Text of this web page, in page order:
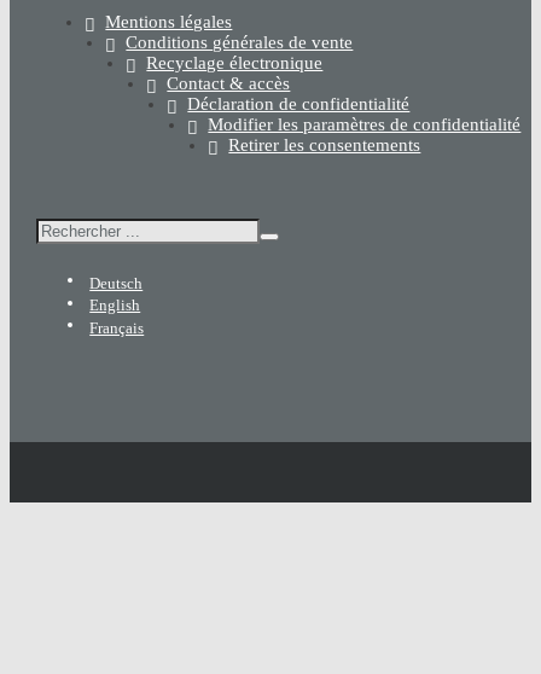
Mentions légales
Conditions générales de vente
Recyclage électronique
Contact & accès
Déclaration de confidentialité
Modifier les paramètres de confidentialité
Retirer les consentements
Rechercher
Deutsch
English
Français